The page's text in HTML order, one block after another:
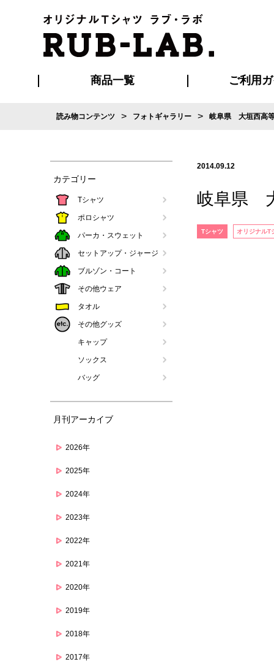
商品一覧 ご利用
ご利用ガ
はじめて
再注文の
お支払い方法
割引まとめ
発送・特急サー
版の保管期限
よくある
読み物コンテンツ > フォトギャラリー > 岐阜県 大垣西高
カテゴリー
Tシャツ
ポロシャツ
パーカ・スウェット
セットアップ・ジャージ
ブルゾン・コート
その他ウェア
タオル
その他グッズ
キャップ
ソックス
バッグ
月刊アーカイブ
2026年
2025年
2024年
2023年
2022年
2021年
2020年
2019年
2018年
2017年
2014.09.12
岐阜県
Tシャツ オリジナルT